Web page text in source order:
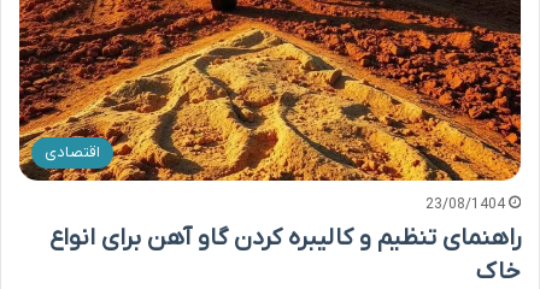
اقتصادی
23/08/1404
راهنمای تنظیم و کالیبره کردن گاو آهن برای انواع
خاک